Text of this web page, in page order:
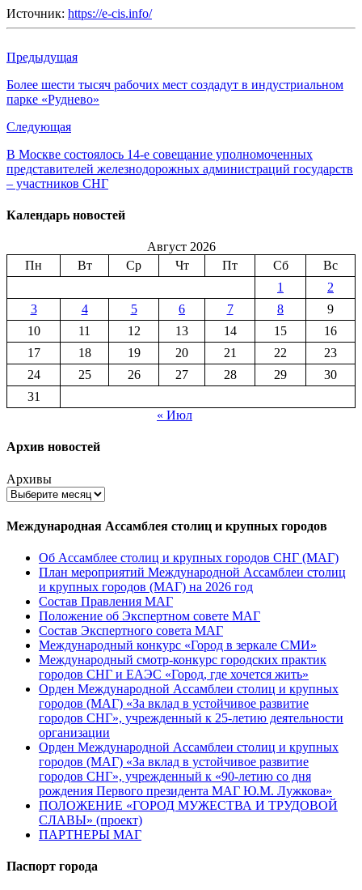
Источник: https://e-cis.info/
Предыдущая
Более шести тысяч рабочих мест создадут в индустриальном
парке «Руднево»
Следующая
В Москве состоялось 14-е совещание уполномоченных
представителей железнодорожных администраций государств
– участников СНГ
Календарь новостей
Август 2026
Пн
Вт Ср Чт Пт Сб
Вс
1
2
3
4 5 6 7 8
9
10
11 12 13 14 15
16
17
18 19 20 21 22
23
24
25 26 27 28 29
30
31
« Июл
Архив новостей
Архивы
Международная Ассамблея столиц и крупных городов
Об Ассамблее столиц и крупных городов СНГ (МАГ)
План мероприятий Международной Ассамблеи столиц
и крупных городов (МАГ) на 2026 год
Состав Правления МАГ
Положение об Экспертном совете МАГ
Состав Экспертного совета МАГ
Международный конкурс «Город в зеркале СМИ»
Международный смотр-конкурс городских практик
городов СНГ и ЕАЭС «Город, где хочется жить»
Орден Международной Ассамблеи столиц и крупных
городов (МАГ) «За вклад в устойчивое развитие
городов СНГ», учрежденный к 25-летию деятельности
организации
Орден Международной Ассамблеи столиц и крупных
городов (МАГ) «За вклад в устойчивое развитие
городов СНГ», учрежденный к «90-летию со дня
рождения Первого президента МАГ Ю.М. Лужкова»
ПОЛОЖЕНИЕ «ГОРОД МУЖЕСТВА И ТРУДОВОЙ
СЛАВЫ» (проект)
ПАРТНЕРЫ МАГ
Паспорт города